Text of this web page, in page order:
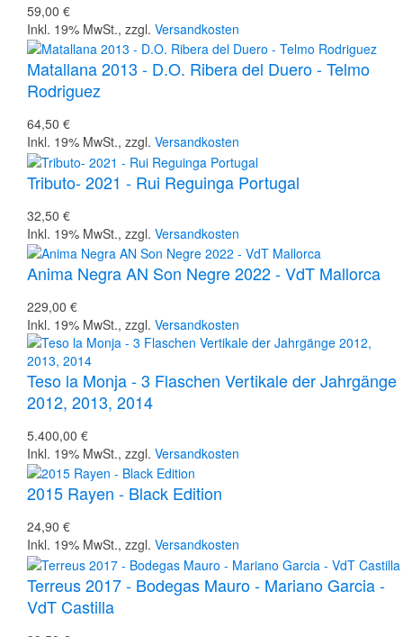
59,00 €
Inkl. 19% MwSt., zzgl. Versandkosten
Matallana 2013 - D.O. Ribera del Duero - Telmo
Rodriguez
64,50 €
Inkl. 19% MwSt., zzgl. Versandkosten
Tributo- 2021 - Rui Reguinga Portugal
32,50 €
Inkl. 19% MwSt., zzgl. Versandkosten
Anima Negra AN Son Negre 2022 - VdT Mallorca
229,00 €
Inkl. 19% MwSt., zzgl. Versandkosten
Teso la Monja - 3 Flaschen Vertikale der Jahrgänge
2012, 2013, 2014
5.400,00 €
Inkl. 19% MwSt., zzgl. Versandkosten
2015 Rayen - Black Edition
24,90 €
Inkl. 19% MwSt., zzgl. Versandkosten
Terreus 2017 - Bodegas Mauro - Mariano Garcia -
VdT Castilla